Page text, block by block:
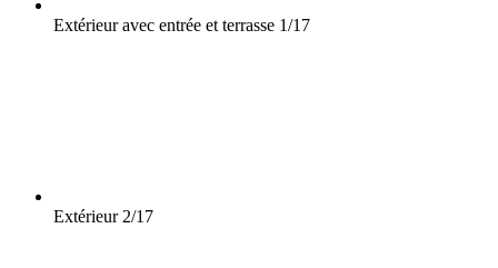
Extérieur avec entrée et terrasse 1/17
Extérieur 2/17